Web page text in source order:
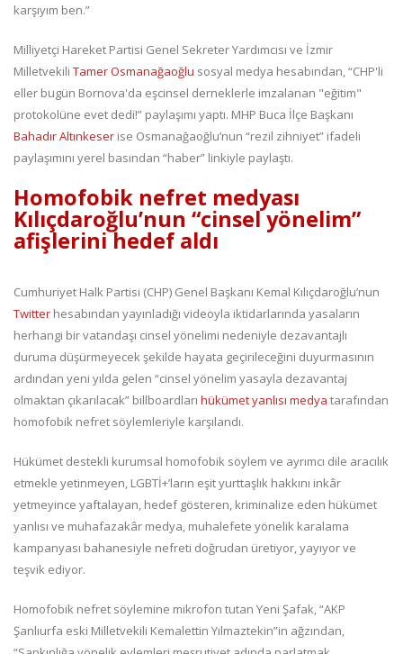
karşıyım ben.”
Milliyetçi Hareket Partisi Genel Sekreter Yardımcısı ve İzmir
Milletvekili Tamer Osmanağaoğlu sosyal medya hesabından, “CHP'li
eller bugün Bornova'da eşcinsel derneklerle imzalanan "eğitim"
protokolüne evet dedi!” paylaşımı yaptı. MHP Buca İlçe Başkanı
Bahadır Altınkeser ise Osmanağaoğlu’nun “rezil zihniyet” ifadeli
paylaşımını yerel basından “haber” linkiyle paylaştı.
Homofobik nefret medyası
Kılıçdaroğlu’nun “cinsel yönelim”
afişlerini hedef aldı
Cumhuriyet Halk Partisi (CHP) Genel Başkanı Kemal Kılıçdaroğlu’nun
Twitter hesabından yayınladığı videoyla iktidarlarında yasaların
herhangi bir vatandaşı cinsel yönelimi nedeniyle dezavantajlı
duruma düşürmeyecek şekilde hayata geçirileceğini duyurmasının
ardından yeni yılda gelen “cinsel yönelim yasayla dezavantaj
olmaktan çıkarılacak” billboardları hükümet yanlısı medya tarafından
homofobik nefret söylemleriyle karşılandı.
Hükümet destekli kurumsal homofobik söylem ve ayrımcı dile aracılık
etmekle yetinmeyen, LGBTİ+’ların eşit yurttaşlık hakkını inkâr
yetmeyince yaftalayan, hedef gösteren, kriminalize eden hükümet
yanlısı ve muhafazakâr medya, muhalefete yönelik karalama
kampanyası bahanesiyle nefreti doğrudan üretiyor, yayıyor ve
teşvik ediyor.
Homofobik nefret söylemine mikrofon tutan Yeni Şafak, “AKP
Şanlıurfa eski Milletvekili Kemalettin Yılmaztekin”in ağzından,